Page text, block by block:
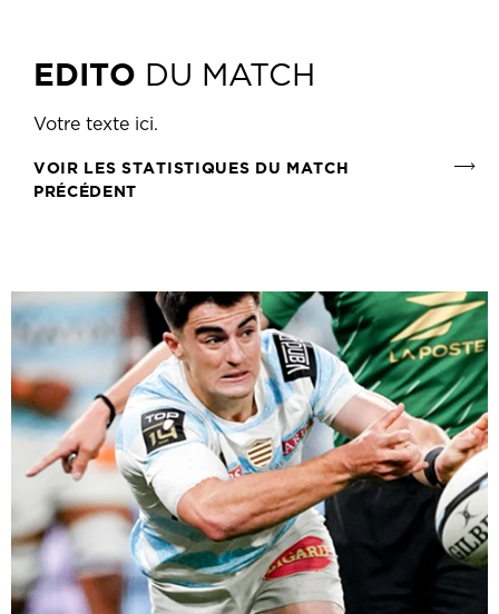
EDITO DU MATCH
Votre texte ici.
VOIR LES STATISTIQUES DU MATCH
PRÉCÉDENT